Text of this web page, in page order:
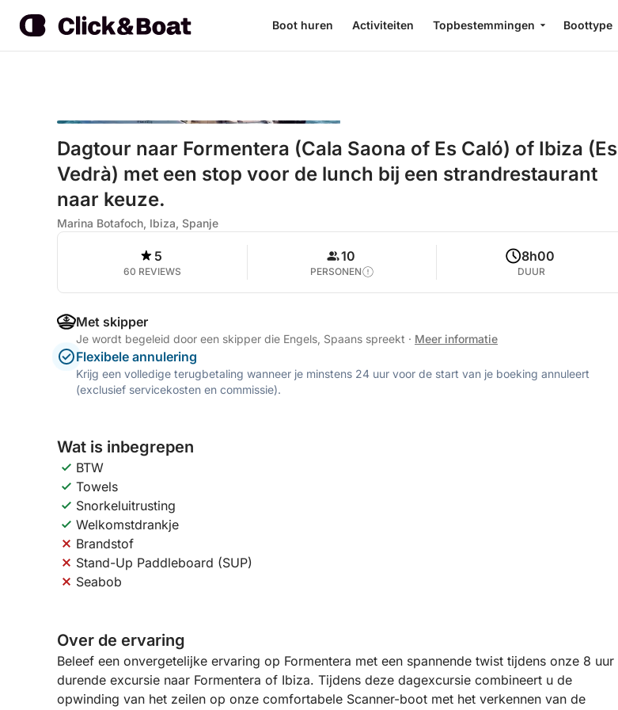
Boot huren Activiteiten Topbestemmingen Boottype
Dagtour naar Formentera (Cala Saona of Es Caló) of Ibiza (Es
Vedrà) met een stop voor de lunch bij een strandrestaurant
naar keuze.
Marina Botafoch, Ibiza, Spanje
5
60 REVIEWS
10
PERSONEN
8h00
DUUR
Met skipper
Je wordt begeleid door een skipper die Engels, Spaans spreekt · Meer informatie
Flexibele annulering
Krijg een volledige terugbetaling wanneer je minstens 24 uur voor de start van je boeking annuleert
(exclusief servicekosten en commissie).
Wat is inbegrepen
BTW
Towels
Snorkeluitrusting
Welkomstdrankje
Brandstof
Stand-Up Paddleboard (SUP)
Seabob
Over de ervaring
Beleef een onvergetelijke ervaring op Formentera met een spannende twist tijdens onze 8 uur
durende excursie naar Formentera of Ibiza. Tijdens deze dagexcursie combineert u de
opwinding van het zeilen op onze comfortabele Scanner-boot met het verkennen van de